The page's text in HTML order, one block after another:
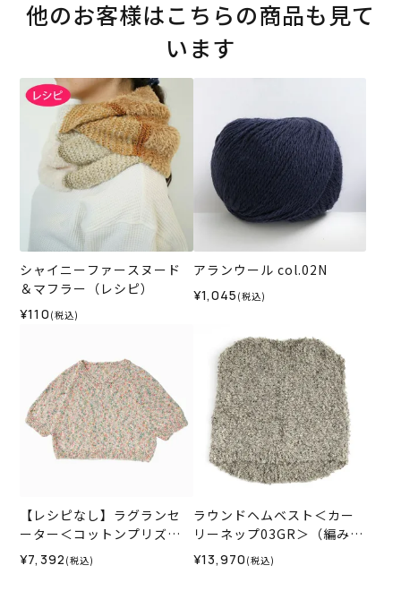
他のお客様はこちらの商品も見て
います
シャイニーファースヌード
＆マフラー（レシピ）
¥110 (税込)
アランウール col.02N
¥1,045 (税込)
【レシピなし】ラグランセ
ーター＜コットンプリズム0
2P＞（編み物 材料セット）
¥7,392 (税込)
ラウンドヘムベスト＜カー
リーネップ03GR＞（編み物
材料セット）
¥13,970 (税込)